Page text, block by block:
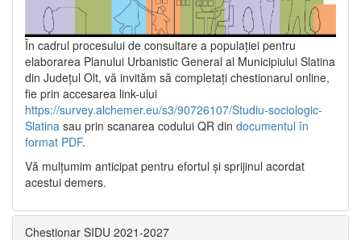
În cadrul procesului de consultare a populaţiei pentru
elaborarea Planului Urbanistic General al Municipiului Slatina
din Județul Olt, vă invităm să completați chestionarul online,
fie prin accesarea link-ului
https://survey.alchemer.eu/s3/90726107/Studiu-sociologic-
Slatina sau prin scanarea codului QR din documentul în
format PDF.
Vă mulţumim anticipat pentru efortul şi sprijinul acordat
acestui demers.
Chestionar SIDU 2021-2027